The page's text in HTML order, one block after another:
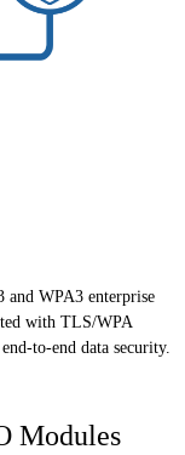
and WPA3 enterprise
with TLS/WPA
to-end data security.
Modules